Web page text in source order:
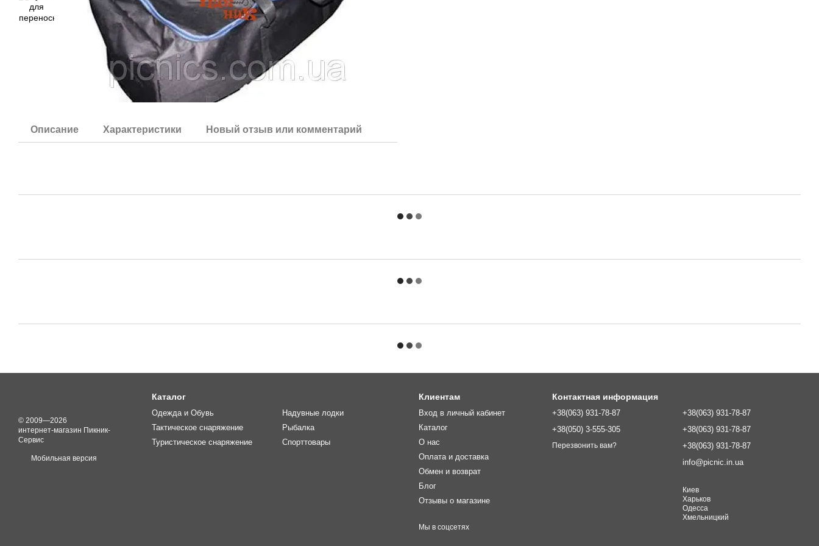
Описание Характеристики Новый отзыв или комментарий
© 2009—2026
интернет-магазин Пикник-
Сервис
Мобильная версия
Каталог
Одежда и Обувь
Тактическое снаряжение
Туристическое снаряжение
Надувные лодки
Рыбалка
Спорттовары
Клиентам
Вход в личный кабинет
Каталог
О нас
Оплата и доставка
Обмен и возврат
Блог
Отзывы о магазине
Мы в соцсетях
Контактная информация
+38(063) 931-78-87
+38(050) 3-555-305
Перезвонить вам?
+38(063) 931-78-87
+38(063) 931-78-87
+38(063) 931-78-87
info@picnic.in.ua
Киев
Харьков
Одесса
Хмельницкий